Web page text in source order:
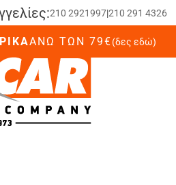
210 2921997|210 291 4326
ΆΝΩ ΤΩΝ 79€(δες εδώ)